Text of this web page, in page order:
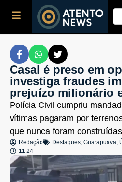
Casal é preso em
investiga fraudes
prejuízo milionário
Polícia Civil cumpriu
vítimas pagaram por
que nunca foram
Redação Destaques, Guarapuava,
11:24